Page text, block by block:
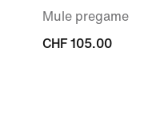
Mule pregame –
CHF
CHF 105.00